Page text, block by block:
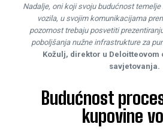
Nadalje, oni koji svoju budućnost
vozila, u svojim komunikacijama
pozornost trebaju posvetiti
poboljšanja nužne infrastrukture za
Kožulj, direktor u Deloitteovom
savjetovanja.
Budućnost
kupovine